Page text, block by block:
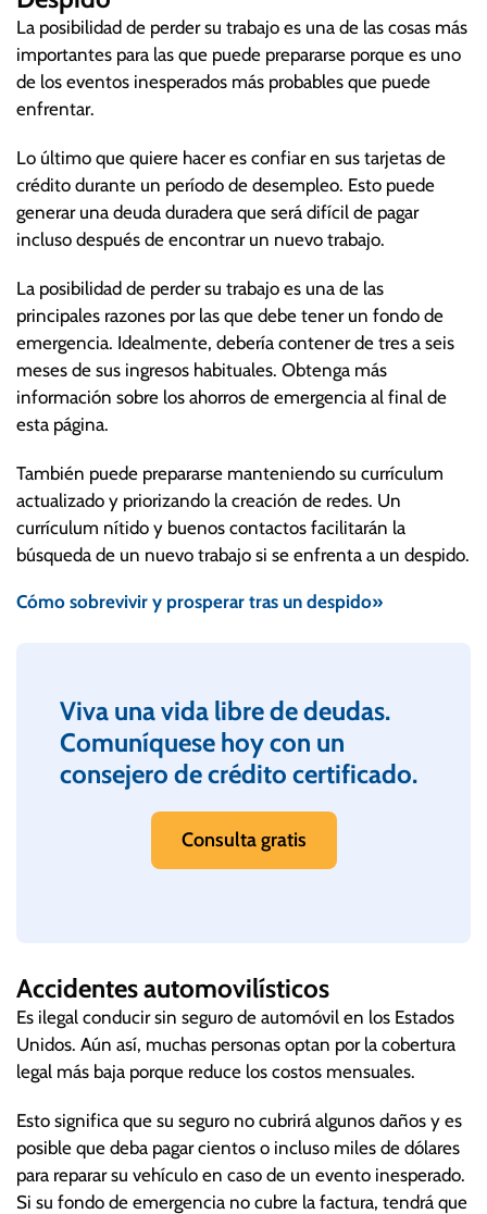
La posibilidad de perder su trabajo es una de las cosas más
importantes para las que puede prepararse porque es uno
de los eventos inesperados más probables que puede
enfrentar.
Lo último que quiere hacer es confiar en sus tarjetas de
crédito durante un período de desempleo. Esto puede
generar una deuda duradera que será difícil de pagar
incluso después de encontrar un nuevo trabajo.
La posibilidad de perder su trabajo es una de las
principales razones por las que debe tener un fondo de
emergencia. Idealmente, debería contener de tres a seis
meses de sus ingresos habituales. Obtenga más
información sobre los ahorros de emergencia al final de
esta página.
También puede prepararse manteniendo su currículum
actualizado y priorizando la creación de redes. Un
currículum nítido y buenos contactos facilitarán la
búsqueda de un nuevo trabajo si se enfrenta a un despido.
Cómo sobrevivir y prosperar tras un despido»
Viva una vida libre de deudas.
Comuníquese hoy con un
consejero de crédito certificado.
Consulta gratis
Accidentes automovilísticos
Es ilegal conducir sin seguro de automóvil en los Estados
Unidos. Aún así, muchas personas optan por la cobertura
legal más baja porque reduce los costos mensuales.
Esto significa que su seguro no cubrirá algunos daños y es
posible que deba pagar cientos o incluso miles de dólares
para reparar su vehículo en caso de un evento inesperado.
Si su fondo de emergencia no cubre la factura, tendrá que